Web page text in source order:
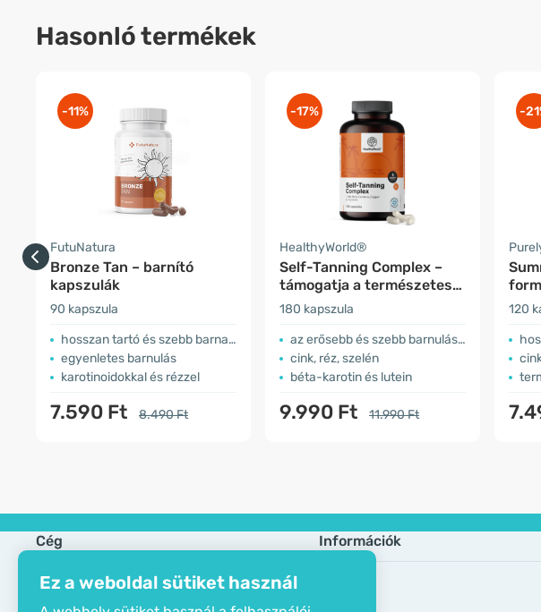
Ez a weboldal sütiket használ
Hasonló termékek
-11%
FutuNatura
Bronze Tan – barnító
kapszulák
90 kapszula
hosszan tartó és szebb barnaság
egyenletes barnulás
karotinoidokkal és rézzel
7.590 Ft 8.490 Ft
-17%
HealthyWorld®
Self-Tanning Complex –
támogatja a természetes
barnulást
180 kapszula
az erősebb és szebb barnulásért
cink, réz, szelén
béta-karotin és lutein
9.990 Ft 11.990 Ft
-
120
Cég
Öko tanusítvány
Információk